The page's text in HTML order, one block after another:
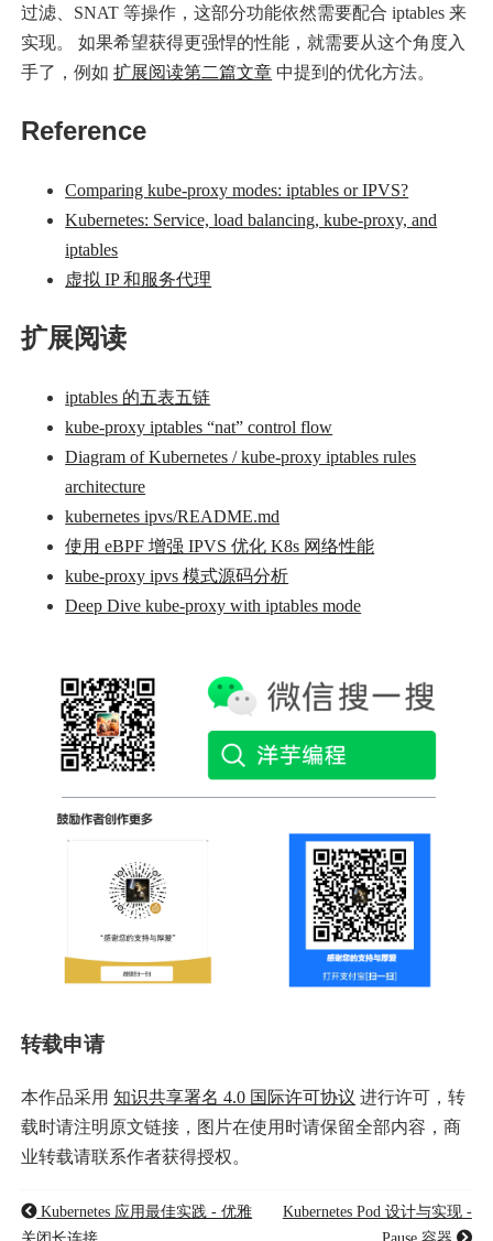
过滤、SNAT 等操作，这部分功能依然需要配合 iptables 来
实现。 如果希望获得更强悍的性能，就需要从这个角度入
手了，例如扩展阅读第二篇文章 中提到的优化方法。
Reference
Comparing kube-proxy modes: iptables or IPVS?
Kubernetes: Service, load balancing, kube-proxy, and
iptables
虚拟 IP 和服务代理
扩展阅读
iptables 的五表五链
kube-proxy iptables “nat” control flow
Diagram of Kubernetes / kube-proxy iptables rules
architecture
kubernetes ipvs/README.md
使用 eBPF 增强 IPVS 优化 K8s 网络性能
kube-proxy ipvs 模式源码分析
Deep Dive kube-proxy with iptables mode
转载申请
本作品采用知识共享署名 4.0 国际许可协议 进行许可，转
载时请注明原文链接，图片在使用时请保留全部内容，商
业转载请联系作者获得授权。
Kubernetes 应用最佳实践 - 优雅
Kubernetes Pod 设计与实现 -